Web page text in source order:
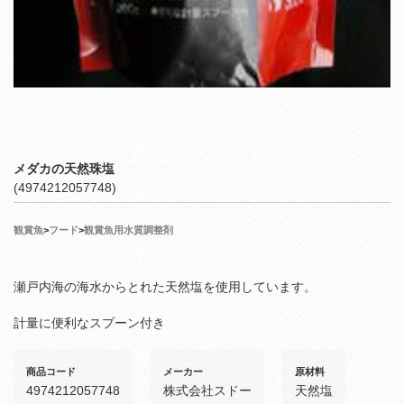
メダカの天然珠塩
(4974212057748)
観賞魚>フード>観賞魚用水質調整剤
瀬戸内海の海水からとれた天然塩を使用しています。
計量に便利なスプーン付き
商品コード
4974212057748
メーカー
株式会社スドー
原材料
天然塩